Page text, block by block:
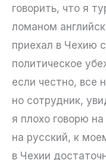
говорить, что я
ломаном
приехал в Чехию
политическое
если честно, все
но сотрудник,
я плохо говорю
на русский, к
в Чехии